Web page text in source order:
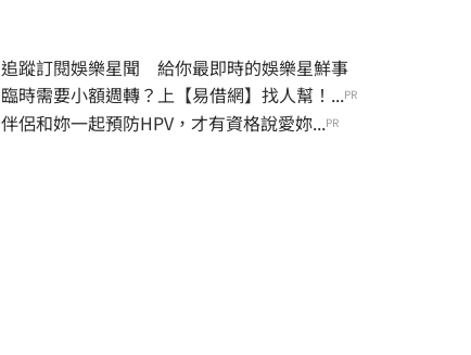
追蹤訂閱娛樂星聞 給你最即時的娛樂星鮮事
臨時需要小額週轉？上【易借網】找人幫！...PR
伴侶和妳一起預防HPV，才有資格說愛妳...PR